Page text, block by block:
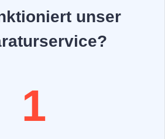
unser
1